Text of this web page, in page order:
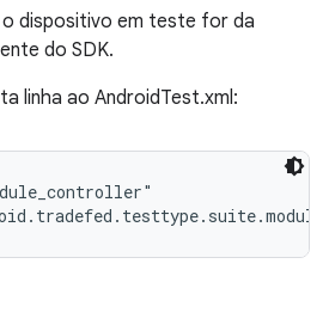
dispositivo em teste for da
do SDK.
linha ao AndroidTest.xml: